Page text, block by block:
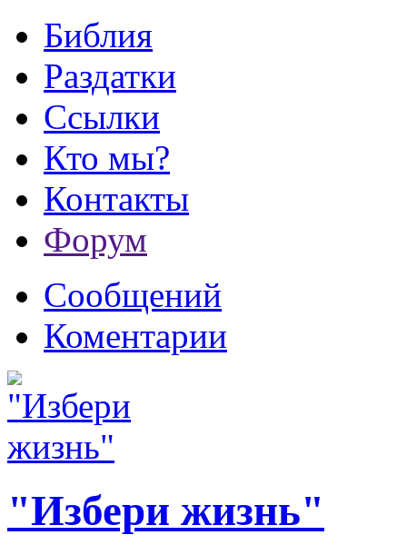
Библия
Раздатки
Ссылки
Кто мы?
Контакты
Форум
Сообщений
Коментарии
"Избери жизнь"